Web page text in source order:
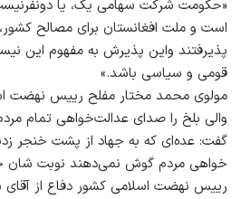
«حکومت شرکت سهامی یک، یا
است و ملت افغانستان برای مصالح
پذیرفتند واین پذیرش به مفهوم
قومی و سیاسی باشد.»
مولوی محمد مختار مفلح رییس نهضت
والی بلخ را صدای عدالت‌خواهی تمام
گفت: عده‌ای که به جهاد از پشت خنجر
خواهی مردم گوش نمی‌دهند نوبت شان
رییس نهضت اسلامی کشور دفاع از آقای